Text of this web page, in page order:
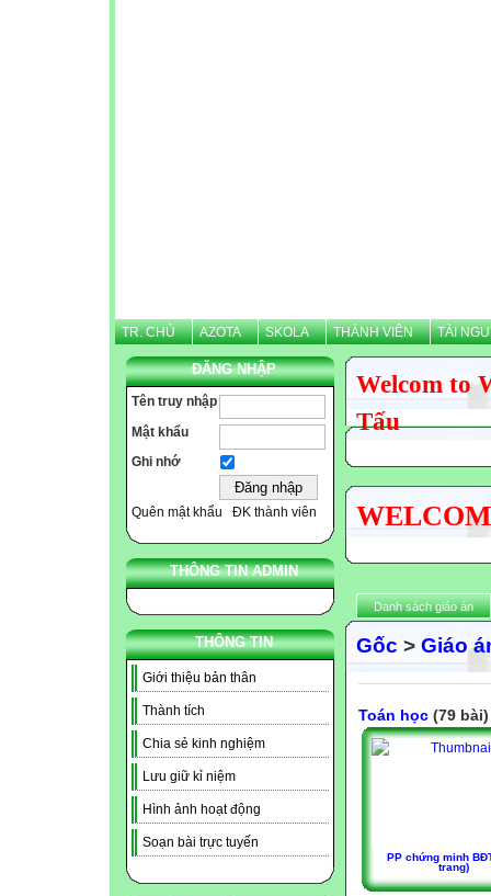
TR. CHỦ AZOTA SKOLA THÀNH VIÊN TÀI
ĐĂNG NHẬP
Tên truy nhập
Mật khẩu
Ghi nhớ
Quên mật khẩu ĐK thành viên
THÔNG TIN ADMIN
THÔNG TIN
Giới thiệu bản thân
Thành tích
Chia sẻ kinh nghiệm
Lưu giữ kỉ niệm
Hình ảnh hoạt động
Soạn bài trực tuyến
Welcom to
Tấu
Danh sách giáo án
Gốc > Giáo
Toán học (79 bài)
PP chứng minh
trang)